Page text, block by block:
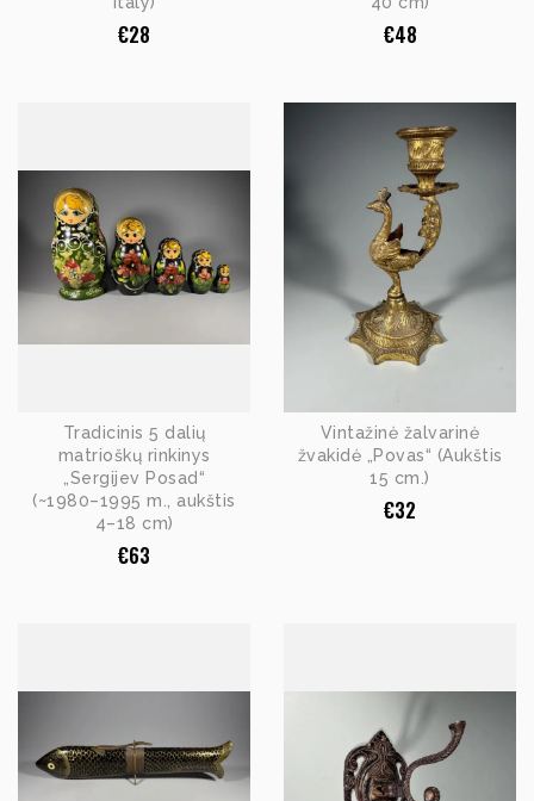
€28 €48
Tradicinis 5 dalių
matrioškų rinkinys
„Sergijev Posad“
(~1980–1995 m., aukštis
4–18 cm)
€63
Vintažinė žalvarinė
žvakidė „Povas“ (Aukštis
15 cm.)
€32